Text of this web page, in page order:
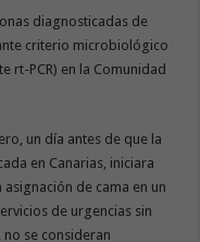
diagnosticadas de
criterio microbiológico
rt-PCR) en la Comunidad
un día antes de que la
en Canarias, iniciara
de cama en un
de urgencias sin
se consideran